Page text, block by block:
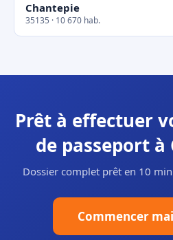
Chantepie
35135 · 10 670 hab.
Prêt à effectuer
de passeport à
Dossier complet prêt en 10
Commencer